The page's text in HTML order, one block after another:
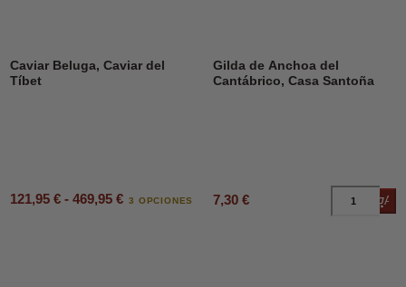
Caviar Beluga, Caviar del
Tíbet
121,95 € - 469,95 € 3 OPCIONES
Gilda de Anchoa del
Cantábrico, Casa Santoña
7,30 €